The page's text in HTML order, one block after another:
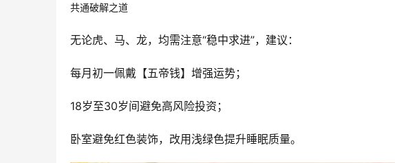
共通破解之道
无论虎、马、龙，均需注意“稳中求进”，建议：
每月初一佩戴【五帝钱】增强运势；
18岁至30岁间避免高风险投资；
卧室避免红色装饰，改用浅绿色提升睡眠质量。